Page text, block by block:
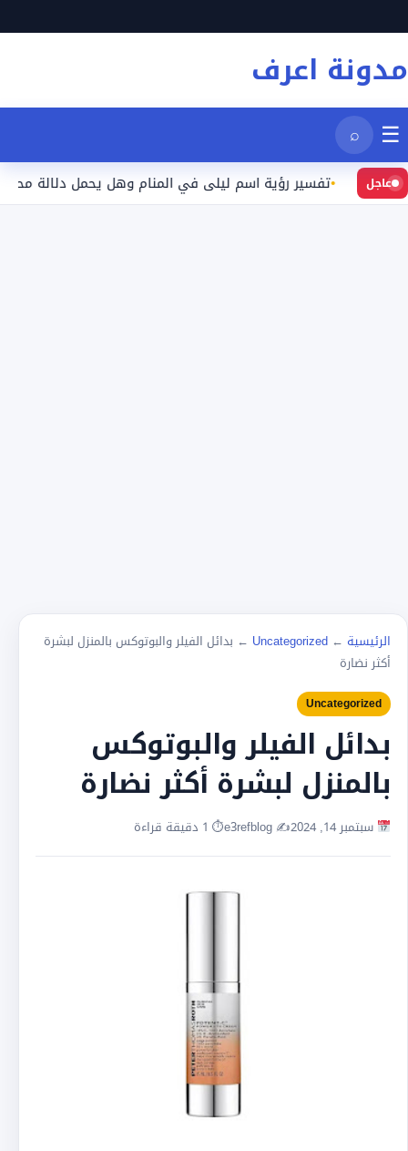
إلى
المحتوى
مدونة اعرف
☰
⌕
عاجل تفسير رؤية اسم ليلى في المنام وهل يحمل دلالة محددة؟
الرئيسية ←
Uncategorized
← بدائل الفيلر والبوتوكس بالمنزل لبشرة
أكثر نضارة
Uncategorized
بدائل الفيلر والبوتوكس
بالمنزل لبشرة أكثر نضارة
سبتمبر 14, 2024 ✍️ e3refblog ⏱ 1 دقيقة قراءة